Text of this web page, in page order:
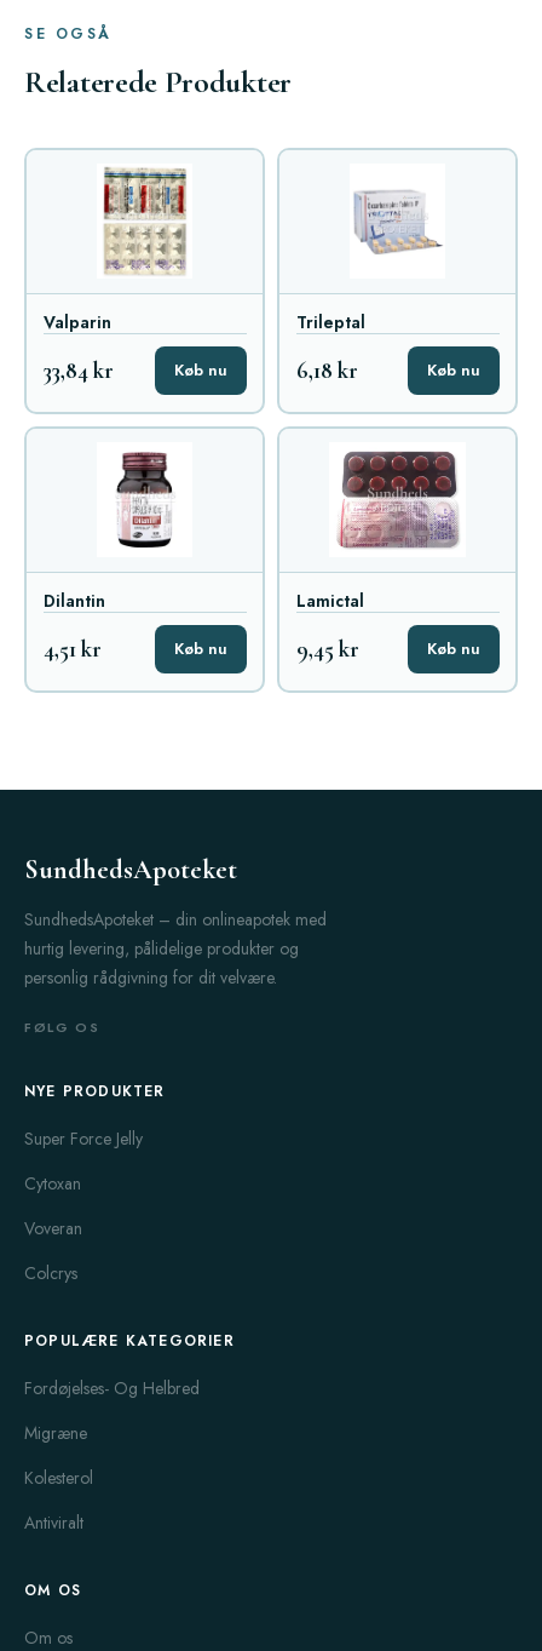
SE OGSÅ
Relaterede Produkter
Valparin
33,84 kr Køb nu
Trileptal
6,18 kr Køb nu
Dilantin
4,51 kr Køb nu
Lamictal
9,45 kr Køb nu
SundhedsApoteket
SundhedsApoteket – din onlineapotek med
hurtig levering, pålidelige produkter og
personlig rådgivning for dit velvære.
FØLG OS
NYE PRODUKTER
Super Force Jelly
Cytoxan
Voveran
Colcrys
POPULÆRE KATEGORIER
Fordøjelses- Og Helbred
Migræne
Kolesterol
Antiviralt
OM OS
Om os